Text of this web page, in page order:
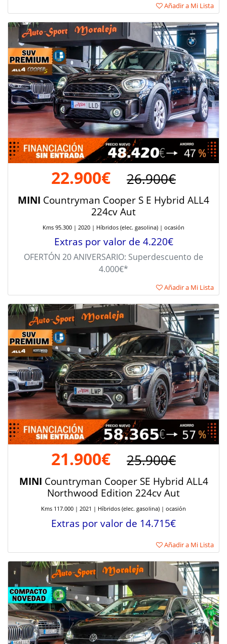
Añadir a Mi Lista
22.900€ 26.900€
MINI Countryman Cooper S E Hybrid ALL4
224cv Aut
Kms 95.300 | 2020 | Híbridos (elec. gasolina) | ocasión
Extras por valor de 4.220€
OFERTÓN 20 ANIVERSARIO: Superdescuento de
4.000€*
Añadir a Mi Lista
21.900€ 25.900€
MINI Countryman Cooper SE Hybrid ALL4
Northwood Edition 224cv Aut
Kms 117.000 | 2021 | Híbridos (elec. gasolina) | ocasión
Extras por valor de 14.715€
Añadir a Mi Lista